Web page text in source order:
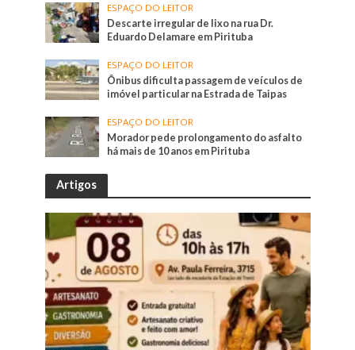
ESPAÇO DO LEITOR
Descarte irregular de lixo na rua Dr.
Eduardo Delamare em Pirituba
ESPAÇO DO LEITOR
Ônibus dificulta passagem de veículos de
imóvel particular na Estrada de Taipas
ESPAÇO DO LEITOR
Morador pede prolongamento do asfalto
há mais de 10 anos em Pirituba
Artigos